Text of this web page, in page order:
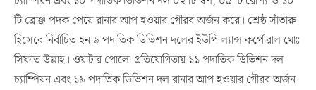
টি ব্রোঞ্জ পদক পেয়ে রানার আপ হওয়ার গৌরব অর্জন করে। শ্রেষ্ঠ সাঁতারু
হিসেবে নির্বাচিত হন ৯ পদাতিক ডিভিশন দলের ইউপি ল্যান্স কর্পোরাল মোঃ
সিফাত উল্লাহ। ওয়াটার পোলো প্রতিযোগিতায় ১১ পদাতিক ডিভিশন দল
চ্যাম্পিয়ন এবং ১৯ পদাতিক ডিভিশন দল রানার আপ হওয়ার গৌরব অর্জন